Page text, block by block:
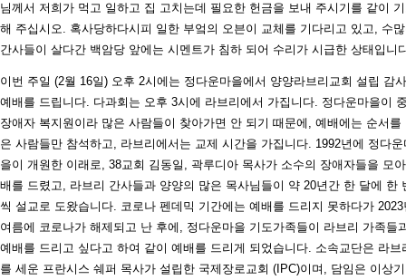
님께서 저희가 먹고 일하고 집 고치는데 필요한 헌금을 보내 주시기를 같이
해 주십시오. 혹사당하다시피 일한 부엌의 오븐이 교체를 기다리고 있고, 수
간사들이 살다간 백암당 앞에는 시멘트가 침하 되어 수리가 시급한 상태입니
이번 주일 (2월 16일) 오후 2시에는 정다운마을에서 양양라브리교회 설립 감사
예배를 드립니다. 다과회는 오후 3시에 라브리에서 가집니다. 정다운마을이
장애자 복지원이라 많은 사람들이 찾아가면 안 되기 때문에, 예배에는 순서를
은 사람들만 참석하고, 라브리에서는 교제 시간을 가집니다. 1992년에 정다운
을이 개원한 이래로, 38교회 김동일, 곽루디아 목사가 소수의 장애자들을 모
배를 드렸고, 라브리 간사들과 양양의 많은 목사님들이 약 20년간 한 달에 한
씩 설교로 도왔습니다. 코로나 펜데믹 기간에는 예배를 드리지 못하다가 2023
여름에 코로나가 해제되고 난 후에, 정다운마을 기도가족들이 라브리 가족들
예배를 드리고 싶다고 하여 같이 예배를 드리게 되었습니다. 소속교단은 라브
를 세운 프란시스 쉐퍼 목사가 설립한 국제장로교회 (IPC)이며, 담임은 이상